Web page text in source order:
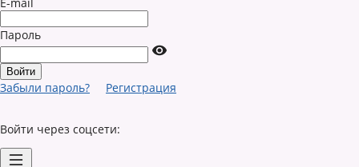
Пароль
Забыли пароль? Регистрация
Войти через соцсети: